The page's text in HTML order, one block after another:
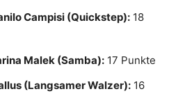
Campisi (Quickstep): 18
Malek (Samba): 17 Punkte
(Langsamer Walzer): 16